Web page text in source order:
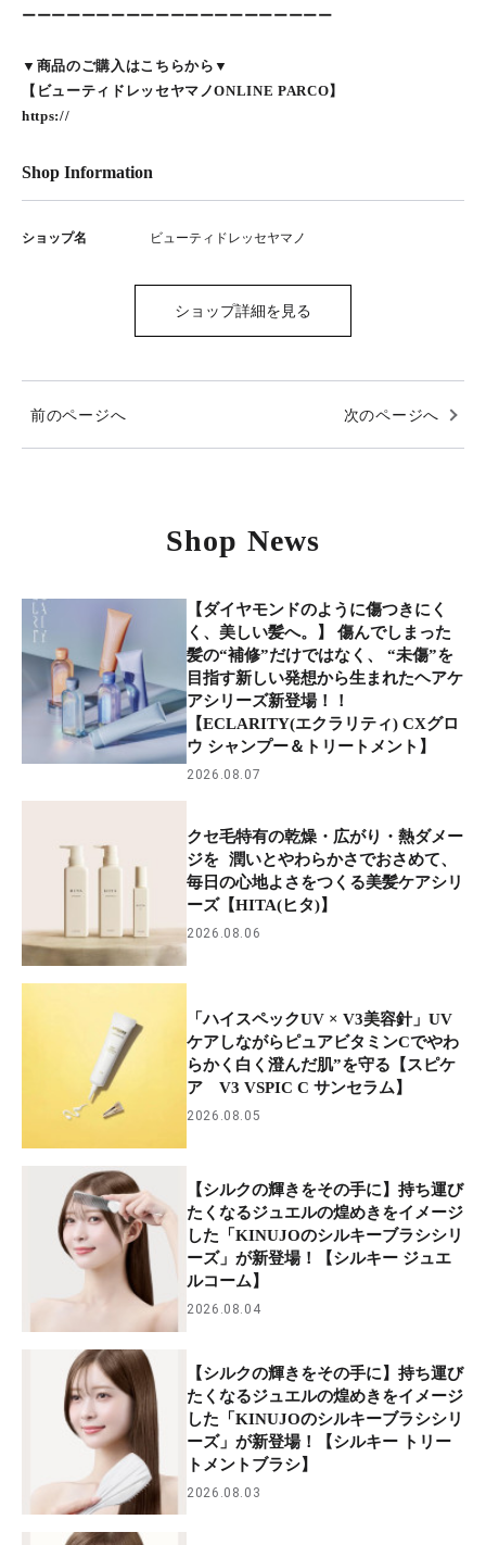
ーーーーーーーーーーーーーーーーーーーーー
▼商品のご購入はこちらから▼
【ビューティドレッセヤマノONLINE PARCO】
https://
Shop Information
ショップ名 ビューティドレッセヤマノ
ショップ詳細を見る
前のページへ 次のページへ
Shop News
【ダイヤモンドのように傷つきにく
く、美しい髪へ。】 傷んでしまった
髪の“補修”だけではなく、 “未傷”を
目指す新しい発想から生まれたヘアケ
アシリーズ新登場！！
【ECLARITY(エクラリティ) CXグロ
ウ シャンプー＆トリートメント】
2026.08.07
クセ毛特有の乾燥・広がり・熱ダメー
ジを 潤いとやわらかさでおさめて、
毎日の心地よさをつくる美髪ケアシリ
ーズ【HITA(ヒタ)】
2026.08.06
「ハイスペックUV × V3美容針」UV
ケアしながらピュアビタミンCでやわ
らかく白く澄んだ肌”を守る【スピケ
ア V3 VSPIC C サンセラム】
2026.08.05
【シルクの輝きをその手に】持ち運び
たくなるジュエルの煌めきをイメージ
した「KINUJOのシルキーブラシシリ
ーズ」が新登場！【シルキー ジュエ
ルコーム】
2026.08.04
【シルクの輝きをその手に】持ち運び
たくなるジュエルの煌めきをイメージ
した「KINUJOのシルキーブラシシリ
ーズ」が新登場！【シルキー トリー
トメントブラシ】
2026.08.03